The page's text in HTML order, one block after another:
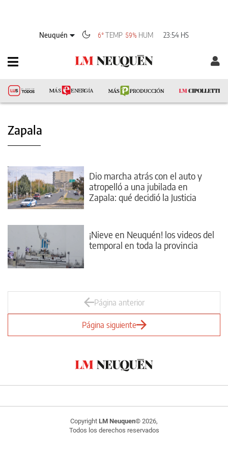
Neuquén 6°TEMP 59% HUM 23:54 HS
Zapala
Dio marcha atrás con el auto y
atropelló a una jubilada en
Zapala: qué decidió la Justicia
¡Nieve en Neuquén! los videos del
temporal en toda la provincia
Página anterior
Página siguiente
Copyright LM Neuquen© 2026,
Todos los derechos reservados